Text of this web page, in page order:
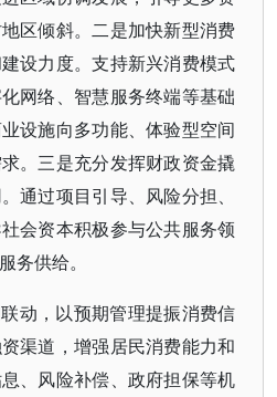
区倾斜。二是加快新型消费
设力度。支持新兴消费模式
网络、智慧服务终端等基础
设施向多功能、体验型空间
。三是充分发挥财政资金撬
通过项目引导、风险分担、
会资本积极参与公共服务领
务供给。
动，以预期管理提振消费信
渠道，增强居民消费能力和
、风险补偿、政府担保等机